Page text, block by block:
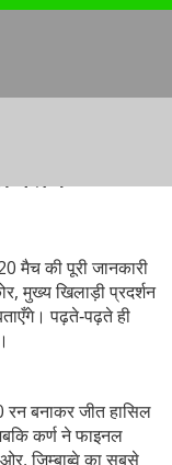
मैच की पूरी जानकारी
मुख्य खिलाड़ी प्रदर्शन
पढ़ते‑पढ़ते ही
बनाकर जीत हासिल
कर्ण ने फाइनल
जिम्बाब्वे का सबसे